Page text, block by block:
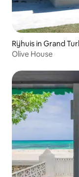
Rijhuis in Grand
Olive House